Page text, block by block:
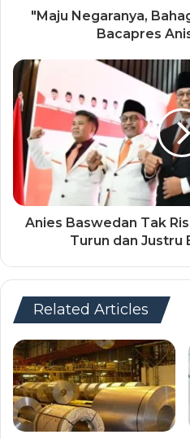
"Maju Negaranya,
Bacapres
Anies Baswedan Tak
Turun dan Justru
Related Articles